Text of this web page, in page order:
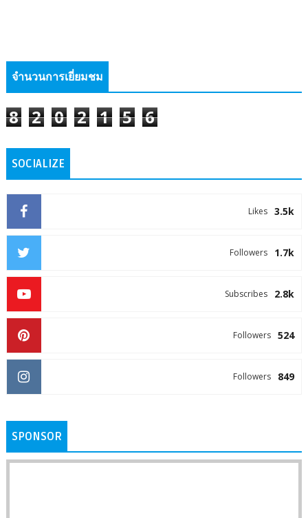
จำนวนการเยี่ยมชม
8 2 0 2 1 5 6
SOCIALIZE
3.5k
Likes
1.7k
Followers
2.8k
Subscribes
524
Followers
849
Followers
SPONSOR